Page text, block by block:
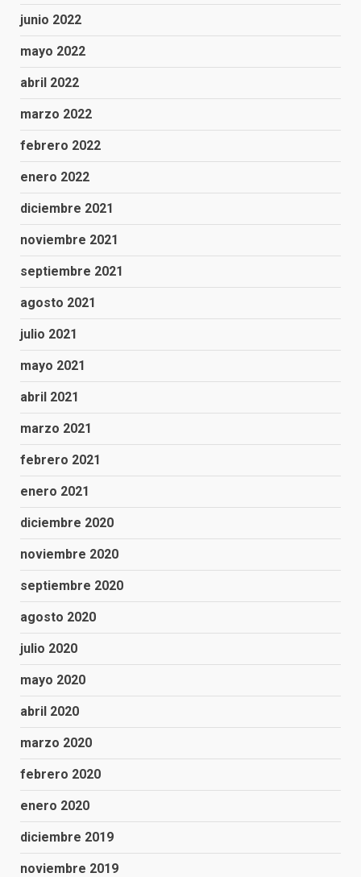
junio 2022
mayo 2022
abril 2022
marzo 2022
febrero 2022
enero 2022
diciembre 2021
noviembre 2021
septiembre 2021
agosto 2021
julio 2021
mayo 2021
abril 2021
marzo 2021
febrero 2021
enero 2021
diciembre 2020
noviembre 2020
septiembre 2020
agosto 2020
julio 2020
mayo 2020
abril 2020
marzo 2020
febrero 2020
enero 2020
diciembre 2019
noviembre 2019